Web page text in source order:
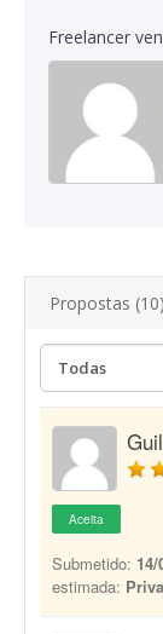
Freelancer
Propostas (10)
Aceita
Submetido:
estimada: